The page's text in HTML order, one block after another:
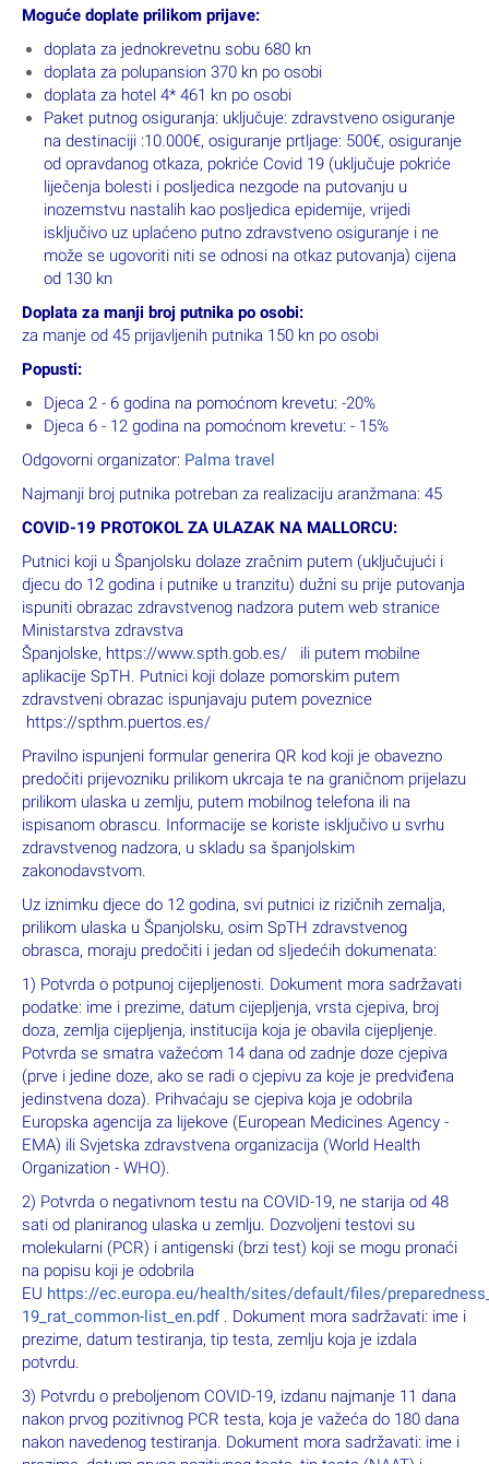
Moguće doplate prilikom prijave:
doplata za jednokrevetnu sobu 680 kn
doplata za polupansion 370 kn po osobi
doplata za hotel 4* 461 kn po osobi
Paket putnog osiguranja: uključuje: zdravstveno osiguranje
na destinaciji :10.000€, osiguranje prtljage: 500€, osiguranje
od opravdanog otkaza, pokriće Covid 19 (uključuje pokriće
liječenja bolesti i posljedica nezgode na putovanju u
inozemstvu nastalih kao posljedica epidemije, vrijedi
isključivo uz uplaćeno putno zdravstveno osiguranje i ne
može se ugovoriti niti se odnosi na otkaz putovanja) cijena
od 130 kn
Doplata za manji broj putnika po osobi:
za manje od 45 prijavljenih putnika 150 kn po osobi
Popusti:
Djeca 2 - 6 godina na pomoćnom krevetu: -20%
Djeca 6 - 12 godina na pomoćnom krevetu: - 15%
Odgovorni organizator: Palma travel
Najmanji broj putnika potreban za realizaciju aranžmana: 45
COVID-19 PROTOKOL ZA ULAZAK NA MALLORCU:
Putnici koji u Španjolsku dolaze zračnim putem (uključujući i
djecu do 12 godina i putnike u tranzitu) dužni su prije putovanja
ispuniti obrazac zdravstvenog nadzora putem web stranice
Ministarstva zdravstva
Španjolske, https://www.spth.gob.es/ ili putem mobilne
aplikacije SpTH. Putnici koji dolaze pomorskim putem
zdravstveni obrazac ispunjavaju putem poveznice
https://spthm.puertos.es/
Pravilno ispunjeni formular generira QR kod koji je obavezno
predočiti prijevozniku prilikom ukrcaja te na graničnom prijelazu
prilikom ulaska u zemlju, putem mobilnog telefona ili na
ispisanom obrascu. Informacije se koriste isključivo u svrhu
zdravstvenog nadzora, u skladu sa španjolskim
zakonodavstvom.
Uz iznimku djece do 12 godina, svi putnici iz rizičnih zemalja,
prilikom ulaska u Španjolsku, osim SpTH zdravstvenog
obrasca, moraju predočiti i jedan od sljedećih dokumenata:
1) Potvrda o potpunoj cijepljenosti. Dokument mora sadržavati
podatke: ime i prezime, datum cijepljenja, vrsta cjepiva, broj
doza, zemlja cijepljenja, institucija koja je obavila cijepljenje.
Potvrda se smatra važećom 14 dana od zadnje doze cjepiva
(prve i jedine doze, ako se radi o cjepivu za koje je predviđena
jedinstvena doza). Prihvaćaju se cjepiva koja je odobrila
Europska agencija za lijekove (European Medicines Agency -
EMA) ili Svjetska zdravstvena organizacija (World Health
Organization - WHO).
2) Potvrda o negativnom testu na COVID-19, ne starija od 48
sati od planiranog ulaska u zemlju. Dozvoljeni testovi su
molekularni (PCR) i antigenski (brzi test) koji se mogu pronaći
na popisu koji je odobrila
EU https://ec.europa.eu/health/sites/default/files/
19_rat_common-list_en.pdf . Dokument mora sadržavati: ime i
prezime, datum testiranja, tip testa, zemlju koja je izdala
potvrdu.
3) Potvrdu o preboljenom COVID-19, izdanu najmanje 11 dana
nakon prvog pozitivnog PCR testa, koja je važeća do 180 dana
nakon navedenog testiranja. Dokument mora sadržavati: ime i